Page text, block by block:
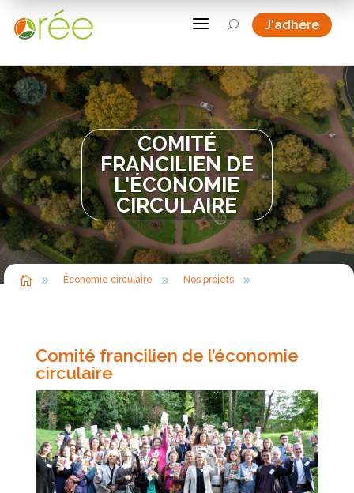
a U J'adhère
a U J'adhère
COMITÉ
FRANCILIEN DE
L'ÉCONOMIE
CIRCULAIRE
 9 Économie circulaire 9 Nos projets 9
Comité francilien de l’économie
circulaire